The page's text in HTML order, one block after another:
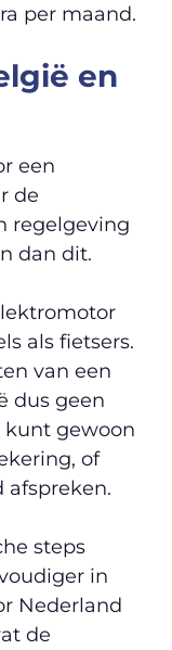
per maand.
en
een
de
regelgeving
dan dit.
als fietsers.
van een
dus geen
kunt gewoon
of
afspreken.
steps
in
Nederland
de